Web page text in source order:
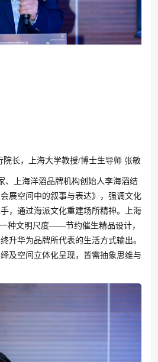
院长，上海大学教授/博士生导师 张敏
、上海洋滔品牌机构创始人李海滔结
展空间中的叙事与表达》，强调文化
，通过海派文化重建场所精神。上海
种文明尺度——节约催生精品设计，
升华为品牌所代表的生活方式输出。
及空间立体化呈现，皆需抽象思维与